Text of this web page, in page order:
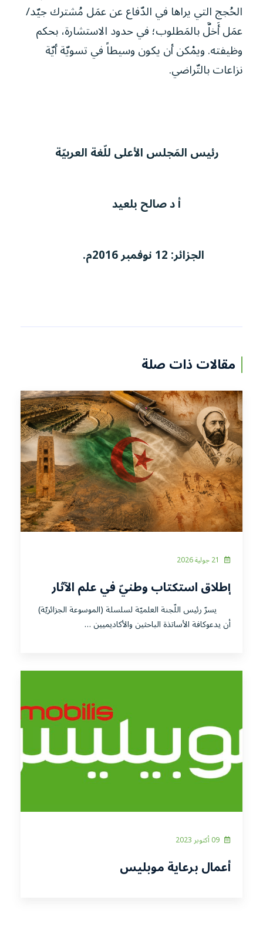
الحُجج التي يراها في الدّفاع عن عمَل مُشترك جيّد/
عمَل أَخلَّ بالمَطلوب؛ في حدود الاستشارة، بحكم
وظيفته. ويمْكن أن يكون وسيطاً في تسويّة أيّة
نزاعات بالتّراضي.
رئيس المَجلس الأعلى للّغة العربيّة
أ د صالح بلعيد
الجزائر: 12 نوفمبر 2016م.
مقالات ذات صلة
إطلاق استكتاب وطنيّ في علم الآثار
يسرّ رئيس اللّجنة العلميّة لسلسلة (الموسوعة الجزائريّة)
أن يدعوكافة الأساتذة الباحثين والأكاديميين …
أعمال برعاية موبليس